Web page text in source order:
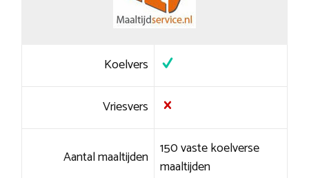
Koelvers
Vriesvers
Aantal maaltijden 150 vaste koelverse
maaltijden